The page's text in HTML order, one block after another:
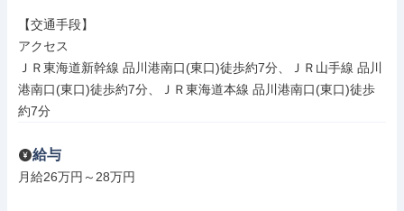
【交通手段】
アクセス
ＪＲ東海道新幹線 品川港南口(東口)徒歩約7分、ＪＲ山手線 品川
港南口(東口)徒歩約7分、ＪＲ東海道本線 品川港南口(東口)徒歩
約7分
給与
月給26万円～28万円